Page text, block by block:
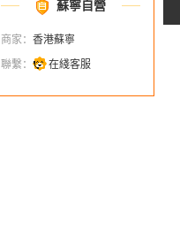
蘇寧自營
商家： 香港蘇寧
聯繫：
在綫客服